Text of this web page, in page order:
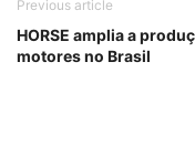
Previous article
HORSE amplia a
motores no Brasil